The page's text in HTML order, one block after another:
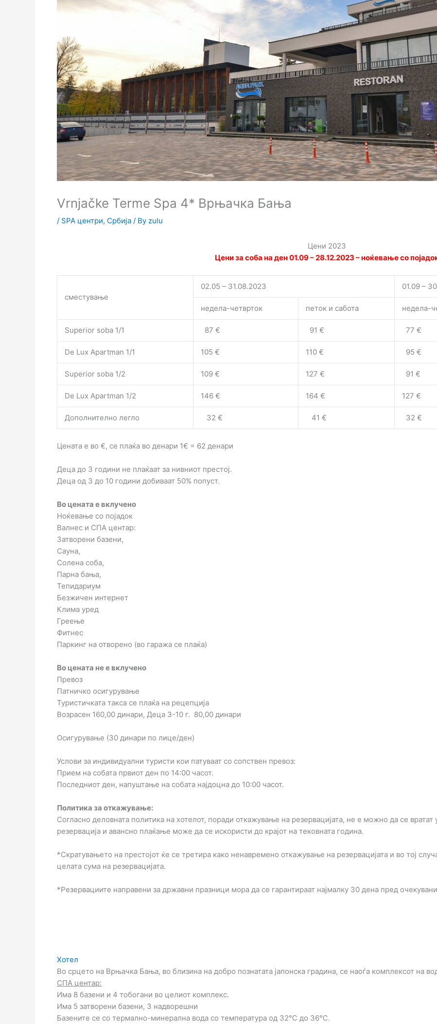
Vrnjačke Terme Spa 4* Врњачка Бања
/ SPA центри, Србија / By zulu
Цени 2023
Цени за соба на ден 01.09 – 28.12.2023 – ноќевање со
сместување
02.05 – 31.08.2023 01.09 –
недела-четврток петок и сабота недела-
Superior soba 1/1 87 € 91 € 77 €
De Lux Apartman 1/1 105 € 110 € 95 €
Superior soba 1/2 109 € 127 € 91 €
De Lux Apartman 1/2 146 € 164 € 127 €
Дополнително легло 32 € 41 € 32 €
Цената е во €, се плаќа во денари 1€ = 62 денари
Деца до 3 години не плаќаат за нивниот престој.
Деца од 3 до 10 години добиваат 50% попуст.
Во цената е вклучено
Ноќевање со појадок
Валнес и СПА центaр:
Затворени базени,
Сауна,
Солена соба,
Парна бања,
Тепидариум
Безжичен интернет
Клима уред
Греење
Фитнес
Паркинг на отворено (во гаража се плаќа)
Во цената не е вклучено
Превоз
Патничко осигурување
Туристичката такса се плаќа на рецепција
Возрасен 160,00 динари, Деца 3-10 г. 80,00 динари
Осигурување (30 динари по лице/ден)
Услови за индивидуални туристи кои патуваат со сопствен превоз:
Прием на собата првиот ден по 14:00 часот.
Последниот ден, напуштање на собата најдоцна до 10:00 часот.
Политика за откажување:
Согласно деловната политика на хотелот, поради откажување на резервацијата, не е можно да се вратат
резервација и авансно плаќање може да се искористи до крајот на тековната година.
*Скратувањето на престојот ќе се третира како ненавремено откажување на резервацијата и во тој
целата сума на резервацијата.
*Резервациите направени за државни празници мора да се гарантираат најмалку 30 дена пред
Хотел
Во срцето на Врњачка Бања, во близина на добро познатата јапонска градина, се наоѓа комплексот на
СПА центар:
Има 8 базени и 4 тобогани во целиот комплекс.
Има 5 затворени базени, 3 надворешни
Базените се со термално-минерална вода со температура од 32℃ до 36℃.